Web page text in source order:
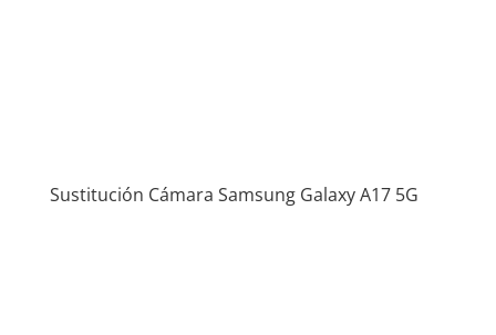
Sustitución Cámara Samsung Galaxy A17 5G